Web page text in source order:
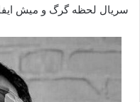
سریال لحظه گرگ و میش